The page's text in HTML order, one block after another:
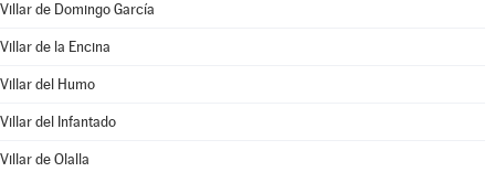
Villar de Domingo García
Villar de la Encina
Villar del Humo
Villar del Infantado
Villar de Olalla